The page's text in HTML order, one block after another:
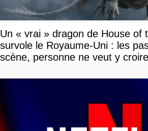
Un « vrai » dragon de House of
survole le Royaume-Uni : les
scène, personne ne veut y croire